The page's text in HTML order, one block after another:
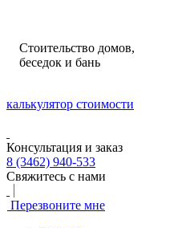
Стоительство домов,
беседок и бань
калькулятор стоимости
Консультация и заказ
8 (3462) 940-533
Свяжитесь с нами
Перезвоните мне